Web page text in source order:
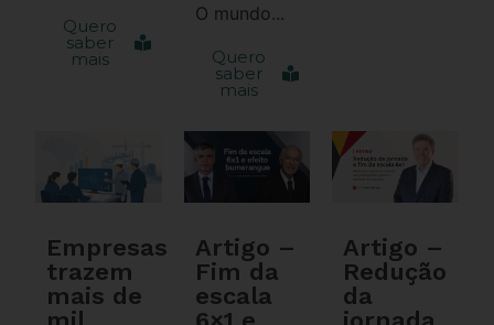
Quero
saber
mais
O mundo...
Quero
saber
mais
Empresas
trazem
mais de
Artigo –
Fim da
escala
Artigo –
Redução
da